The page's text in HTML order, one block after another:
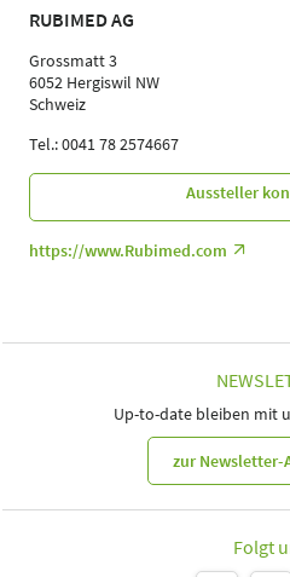
Referent
Sprache
Deutsch
Themen
Ergotherapeuten |
Sprachtherapeuten |
Sporttherapeuten | Ärzte
RUBIMED AG
Grossmatt 3
6052 Hergiswil NW
Schweiz
Tel.: 0041 78 2574667
Aussteller
https://www.Rubimed.com
Up-to-date bleiben mit
zur Newsletter-
Folgt